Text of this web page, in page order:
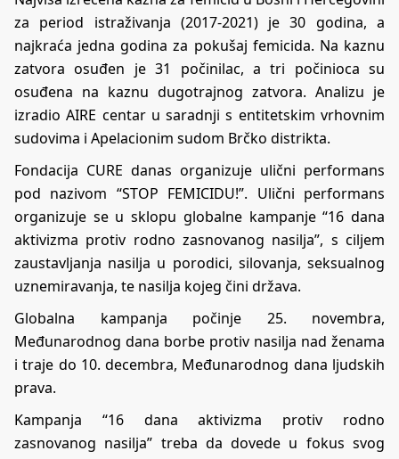
za period istraživanja (2017-2021) je 30 godina, a
najkraća jedna godina za pokušaj femicida. Na kaznu
zatvora osuđen je 31 počinilac, a tri počinioca su
osuđena na kaznu dugotrajnog zatvora. Analizu je
izradio AIRE centar u saradnji s entitetskim vrhovnim
sudovima i Apelacionim sudom Brčko distrikta.
Fondacija CURE danas organizuje ulični performans
pod nazivom “STOP FEMICIDU!”. Ulični performans
organizuje se u sklopu globalne kampanje “16 dana
aktivizma protiv rodno zasnovanog nasilja”, s ciljem
zaustavljanja nasilja u porodici, silovanja, seksualnog
uznemiravanja, te nasilja kojeg čini država.
Globalna kampanja počinje 25. novembra,
Međunarodnog dana borbe protiv nasilja nad ženama
i traje do 10. decembra, Međunarodnog dana ljudskih
prava.
Kampanja “16 dana aktivizma protiv rodno
zasnovanog nasilja” treba da dovede u fokus svog